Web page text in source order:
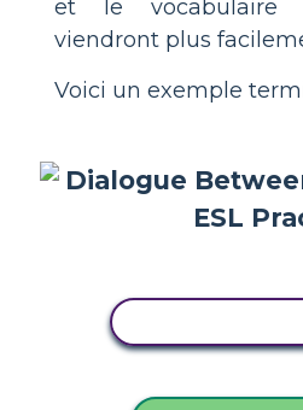
et le vocabulaire
viendront plus
Voici un exemple